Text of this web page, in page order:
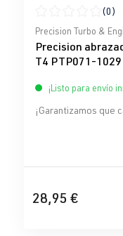
Calificación
(0)
Precision Turbo &
Precision
T4 PTP071-1029
¡Listo para envío
¡Garantizamos que
28,95 €